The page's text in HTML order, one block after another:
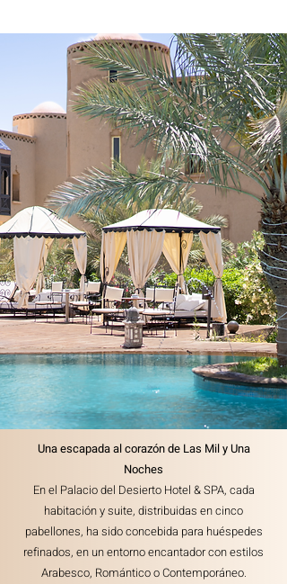
Una escapada al corazón de Las Mil y Una
Noches
En el Palacio del Desierto Hotel & SPA, cada
habitación y suite, distribuidas en cinco
pabellones, ha sido concebida para huéspedes
refinados, en un entorno encantador con estilos
Arabesco, Romántico o Contemporáneo.